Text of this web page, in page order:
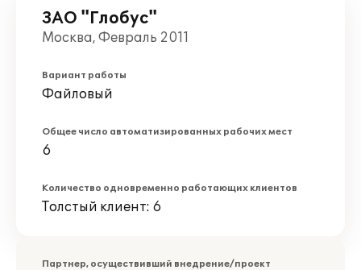
ЗАО "Глобус"
Москва, Февраль 2011
Вариант работы
Файловый
Общее число автоматизированных рабочих мест
6
Количество одновременно работающих клиентов
Толстый клиент: 6
Партнер, осуществивший внедрение/проект